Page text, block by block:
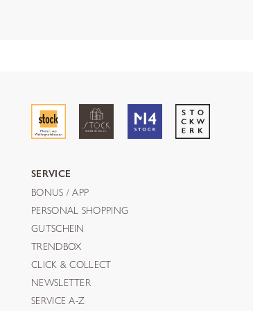
SERVICE
BONUS / APP
PERSONAL SHOPPING
GUTSCHEIN
TRENDBOX
CLICK & COLLECT
NEWSLETTER
SERVICE A-Z